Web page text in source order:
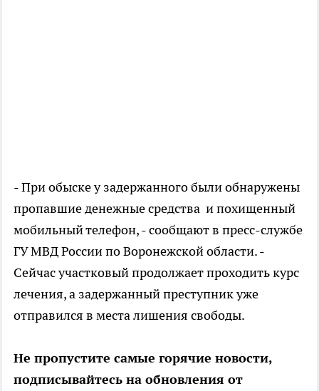
- При обыске у задержанного были обнаружены
пропавшие денежные средства и похищенный
мобильный телефон, - сообщают в пресс-службе
ГУ МВД России по Воронежской области. -
Сейчас участковый продолжает проходить курс
лечения, а задержанный преступник уже
отправился в места лишения свободы.
Не пропустите самые горячие новости,
подписывайтесь на обновления от